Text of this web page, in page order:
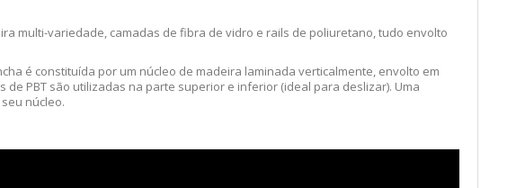
multi-variedade, camadas de fibra de vidro e rails de poliuretano, tudo envolto
é constituída por um núcleo de madeira laminada verticalmente, envolto em
PBT são utilizadas na parte superior e inferior (ideal para deslizar). Uma
núcleo.